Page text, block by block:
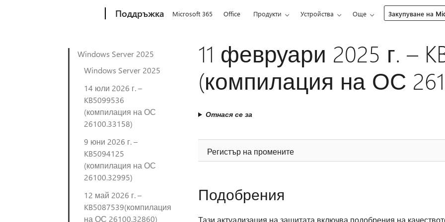
Поддръжка Microsoft 365 Office Продукти Устройства Още Закупуване на
Windows Server 2025
Windows Server 2025
14 юли 2026 г. –
KB5099536
(компилация на ОС
26100.33158)
9 юни 2026 г. –
KB5094125
(компилация на ОС
26100.32995)
12 май 2026 г. –
KB5087539(компилация
на ОС 26100.32860)
11 февруари 2025 г. –
(компилация на ОС
Отнася се за
Регистър на промените
Подобрения
Тази актуализация на защитата включва подобрения на